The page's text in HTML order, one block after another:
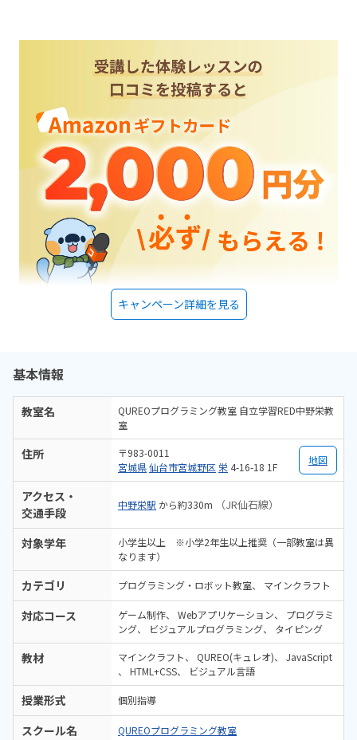
キャンペーン詳細を見る
基本情報
教室名
QUREOプログラミング教室 自立学習RED中野栄教
室
住所
〒983-0011
宮城県仙台市宮城野区 栄 4-16-18 1F
地図
アクセス・
交通手段
中野栄駅 から約330m （JR仙石線）
対象学年
小学生以上 ※小学2年生以上推奨（一部教室は異
なります）
カテゴリ プログラミング・ロボット教室 マインクラフト
対応コース ゲーム制作 Webアプリケーション
プログラミ
ング
ビジュアルプログラミング タイピング
教材 マインクラフト QUREO(キュレオ)
JavaScript
HTML+CSS
ビジュアル言語
授業形式 個別指導
スクール名 QUREOプログラミング教室